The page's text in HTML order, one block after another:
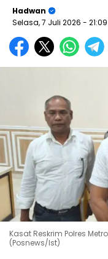
Hadwan
Selasa, 7 Juli 2026 -
Kasat Reskrim Polres
(Posnews/Ist)